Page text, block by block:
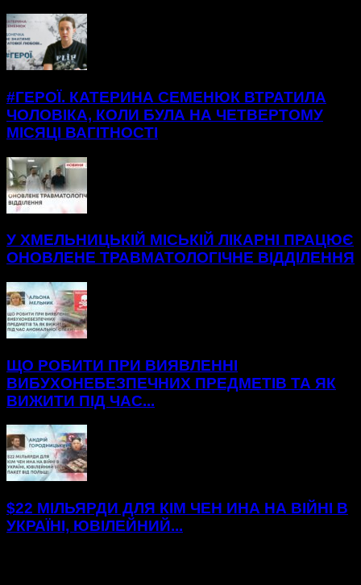
#ГЕРОЇ. КАТЕРИНА СЕМЕНЮК ВТРАТИЛА
ЧОЛОВІКА, КОЛИ БУЛА НА ЧЕТВЕРТОМУ
МІСЯЦІ ВАГІТНОСТІ
У ХМЕЛЬНИЦЬКІЙ МІСЬКІЙ ЛІКАРНІ ПРАЦЮЄ
ОНОВЛЕНЕ ТРАВМАТОЛОГІЧНЕ ВІДДІЛЕННЯ
ЩО РОБИТИ ПРИ ВИЯВЛЕННІ
ВИБУХОНЕБЕЗПЕЧНИХ ПРЕДМЕТІВ ТА ЯК
ВИЖИТИ ПІД ЧАС...
$22 МІЛЬЯРДИ ДЛЯ КІМ ЧЕН ИНА НА ВІЙНІ В
УКРАЇНІ, ЮВІЛЕЙНИЙ...